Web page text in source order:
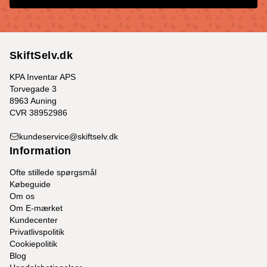
SkiftSelv.dk
KPA Inventar APS
Torvegade 3
8963 Auning
CVR 38952986
kundeservice@skiftselv.dk
Information
Ofte stillede spørgsmål
Købeguide
Om os
Om E-mærket
Kundecenter
Privatlivspolitik
Cookiepolitik
Blog